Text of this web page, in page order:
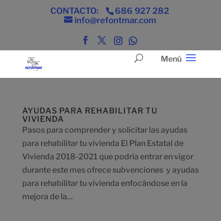
CONTACTO:
686 927 282
info@refontmar.com
AYUDAS PARA REHABILITAR TU
VIVIENDA
Pasos para comprender y solicitar las ayudas
para rehabilitar tu vivienda El Plan Estatal de
Vivienda 2018-2021 que podría entrar en vigor
durante este mes ofrece subvenciones y ayudas
para rehabilitar tu vivienda enfocándose en la
mejora de la...